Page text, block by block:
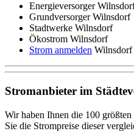
Energieversorger
Grundversorger Wilnsdorf
Stadtwerke Wilnsdorf
Ökostrom Wilnsdorf
Strom anmelden Wilnsdorf
Stromanbieter im
Wir haben Ihnen die 100 größten
Sie die Strompreise dieser